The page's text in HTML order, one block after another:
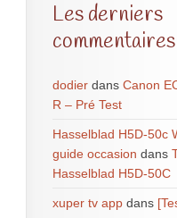
Les derniers
commentaires
dodierdans Canon
R – Pré Test
Hasselblad H5D-50c
guide occasion dans
Hasselblad H5D-50C
xuper tv appdans